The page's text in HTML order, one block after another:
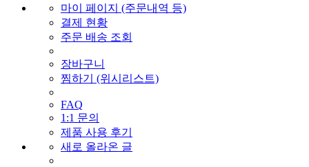
마이 페이지 (주문내역 등)
결제 현황
주문 배송 조회
장바구니
찜하기 (위시리스트)
FAQ
1:1 문의
제품 사용 후기
새로 올라온 글